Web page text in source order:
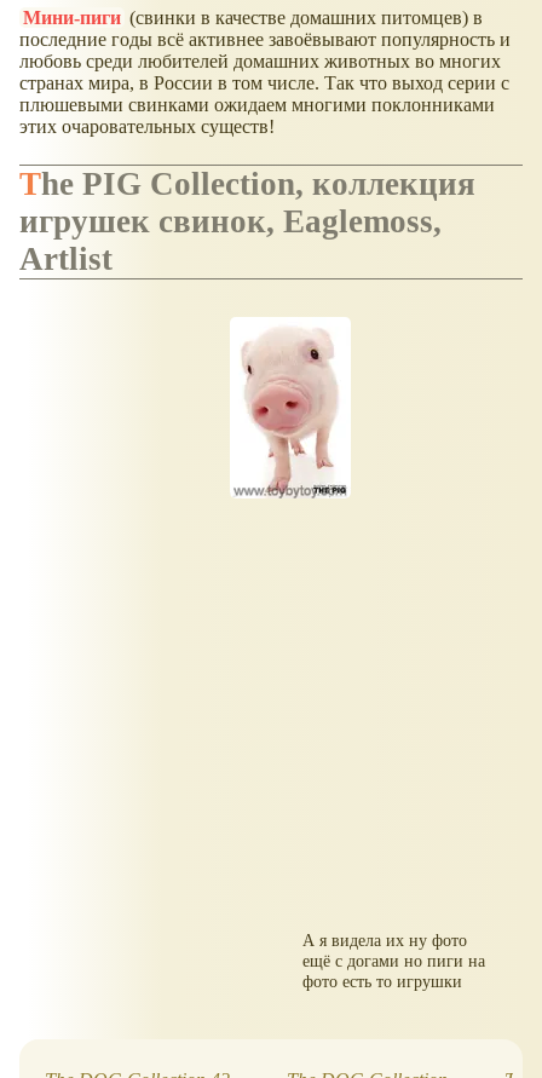
Мини-пиги (свинки в качестве домашних питомцев) в
последние годы всё активнее завоёвывают популярность и
любовь среди любителей домашних животных во многих
странах мира, в России в том числе. Так что выход серии с
плюшевыми свинками ожидаем многими поклонниками
этих очаровательных существ!
The PIG Collection, коллекция
игрушек свинок, Eaglemoss,
Artlist
А я видела их ну фото
ещё с догами но пиги на
фото есть то игрушки